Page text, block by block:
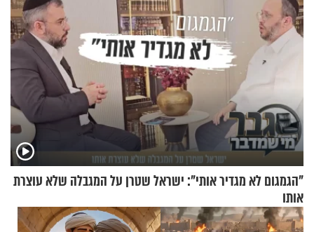
"הגמגום לא מגדיר אותי": ישראל שטרן על המגבלה שלא עוצרת
אותו